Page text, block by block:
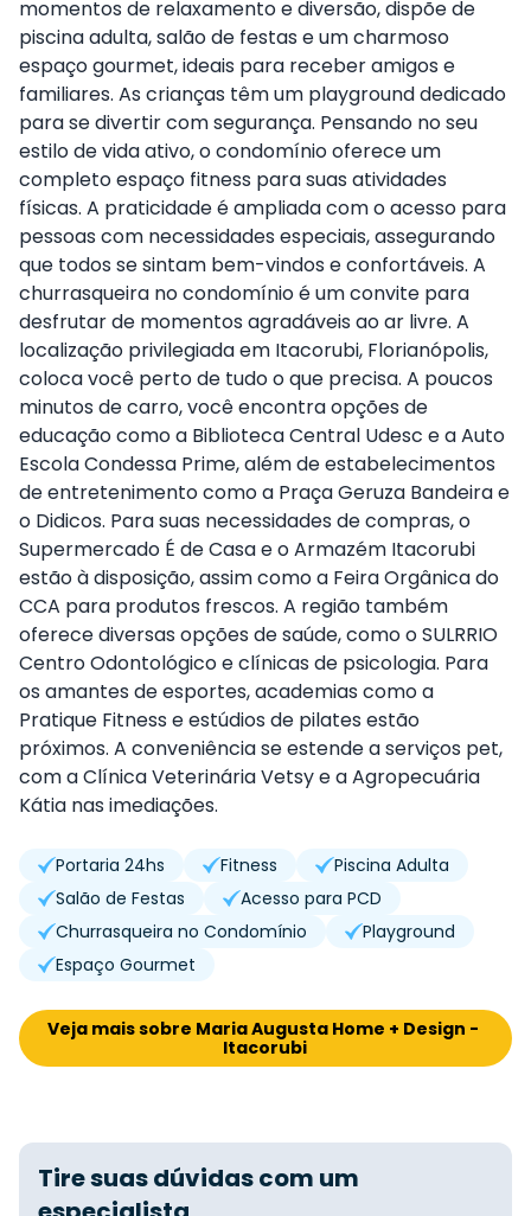
momentos de relaxamento e diversão, dispõe de
piscina adulta, salão de festas e um charmoso
espaço gourmet, ideais para receber amigos e
familiares. As crianças têm um playground dedicado
para se divertir com segurança. Pensando no seu
estilo de vida ativo, o condomínio oferece um
completo espaço fitness para suas atividades
físicas. A praticidade é ampliada com o acesso para
pessoas com necessidades especiais, assegurando
que todos se sintam bem-vindos e confortáveis. A
churrasqueira no condomínio é um convite para
desfrutar de momentos agradáveis ao ar livre. A
localização privilegiada em Itacorubi, Florianópolis,
coloca você perto de tudo o que precisa. A poucos
minutos de carro, você encontra opções de
educação como a Biblioteca Central Udesc e a Auto
Escola Condessa Prime, além de estabelecimentos
de entretenimento como a Praça Geruza Bandeira e
o Didicos. Para suas necessidades de compras, o
Supermercado É de Casa e o Armazém Itacorubi
estão à disposição, assim como a Feira Orgânica do
CCA para produtos frescos. A região também
oferece diversas opções de saúde, como o SULRRIO
Centro Odontológico e clínicas de psicologia. Para
os amantes de esportes, academias como a
Pratique Fitness e estúdios de pilates estão
próximos. A conveniência se estende a serviços pet,
com a Clínica Veterinária Vetsy e a Agropecuária
Kátia nas imediações.
Portaria 24hs Fitness
Piscina Adulta
Salão de Festas
Acesso para PCD
Churrasqueira no Condomínio
Playground
Espaço Gourmet
Veja mais sobre Maria Augusta Home + Design -
Itacorubi
Tire suas dúvidas com um